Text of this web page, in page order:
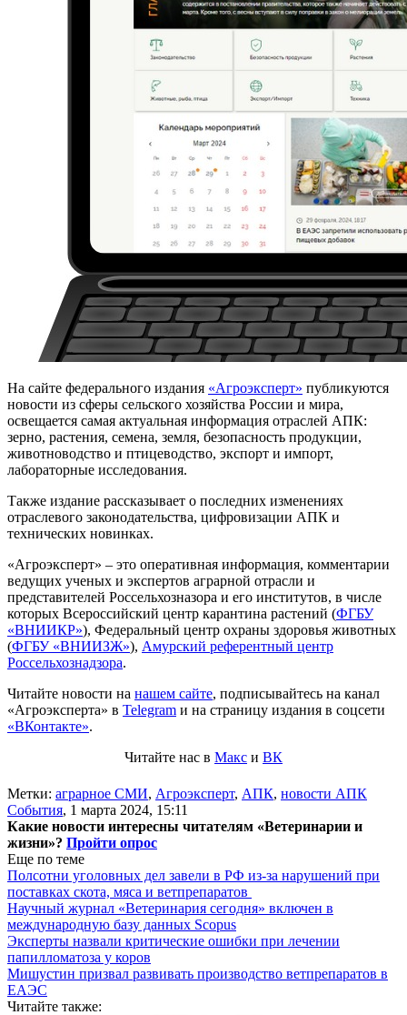
На сайте федерального издания «Агроэксперт» публикуются
новости из сферы сельского хозяйства России и мира,
освещается самая актуальная информация отраслей АПК:
зерно, растения, семена, земля, безопасность продукции,
животноводство и птицеводство, экспорт и импорт,
лабораторные исследования.
Также издание рассказывает о последних изменениях
отраслевого законодательства, цифровизации АПК и
технических новинках.
«Агроэксперт» – это оперативная информация, комментарии
ведущих ученых и экспертов аграрной отрасли и
представителей Россельхозназора и его институтов, в числе
которых Всероссийский центр карантина растений (ФГБУ
«ВНИИКР»), Федеральный центр охраны здоровья животных
(ФГБУ «ВНИИЗЖ»), Амурский референтный центр
Россельхознадзора.
Читайте новости на нашем сайте, подписывайтесь на канал
«Агроэксперта» в Telegram и на страницу издания в соцсети
«ВКонтакте».
Читайте нас в Макс и ВК
Метки: аграрное СМИ, Агроэксперт, АПК, новости АПК
События, 1 марта 2024, 15:11
Какие новости интересны читателям «Ветеринарии и
жизни»? Пройти опрос
Еще по теме
Полсотни уголовных дел завели в РФ из-за нарушений при
поставках скота, мяса и ветпрепаратов
Научный журнал «Ветеринария сегодня» включен в
международную базу данных Scopus
Эксперты назвали критические ошибки при лечении
папилломатоза у коров
Мишустин призвал развивать производство ветпрепаратов в
ЕАЭС
Читайте также: